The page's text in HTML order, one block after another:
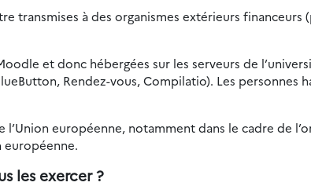
transmises à des organismes extérieurs
et donc hébergées sur les serveurs de
Rendez-vous, Compilatio). Les
européenne, notamment dans le cadre de
européenne.
les exercer ?